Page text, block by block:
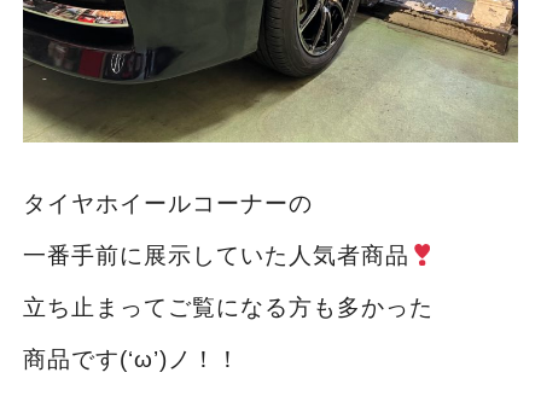
タイヤホイールコーナーの
一番手前に展示していた人気者商品
立ち止まってご覧になる方も多かった
商品です(‘ω’)ノ！！